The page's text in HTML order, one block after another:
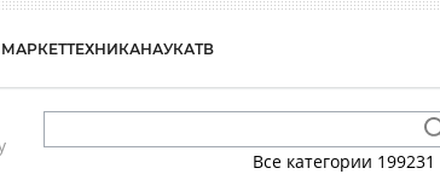
МАРКЕТТЕХНИКАНАУКАТВ
Все категории 199231